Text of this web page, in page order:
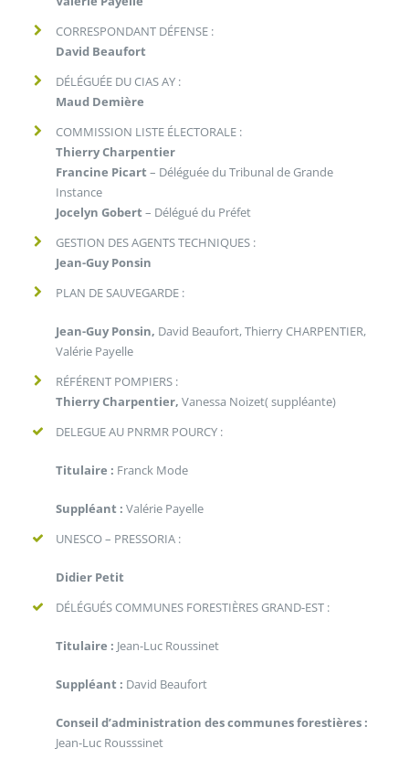
CORRESPONDANT DÉFENSE :
David Beaufort
DÉLÉGUÉE DU CIAS AY :
Maud Demière
COMMISSION LISTE ÉLECTORALE :
Thierry Charpentier
Francine Picart – Déléguée du Tribunal de Grande
Instance
Jocelyn Gobert – Délégué du Préfet
GESTION DES AGENTS TECHNIQUES :
Jean-Guy Ponsin
PLAN DE SAUVEGARDE :
Jean-Guy Ponsin, David Beaufort, Thierry CHARPENTIER,
Valérie Payelle
RÉFÉRENT POMPIERS :
ThierryCharpentier,Vanessa Noizet( suppléante)
DELEGUE AU PNRMR POURCY :
Titulaire : Franck Mode
Suppléant : Valérie Payelle
UNESCO – PRESSORIA :
Didier Petit
DÉLÉGUÉS COMMUNES FORESTIÈRES GRAND-EST :
Titulaire : Jean-Luc Roussinet
Suppléant : David Beaufort
Conseil d’administration des communes forestières :
Jean-Luc Rousssinet